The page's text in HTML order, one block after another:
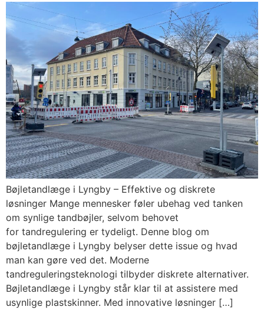
Bøjletandlæge i Lyngby – Effektive og diskrete
løsninger Mange mennesker føler ubehag ved tanken
om synlige tandbøjler, selvom behovet
for tandregulering er tydeligt. Denne blog om
bøjletandlæge i Lyngby belyser dette issue og hvad
man kan gøre ved det. Moderne
tandreguleringsteknologi tilbyder diskrete alternativer.
Bøjletandlæge i Lyngby står klar til at assistere med
usynlige plastskinner. Med innovative løsninger […]